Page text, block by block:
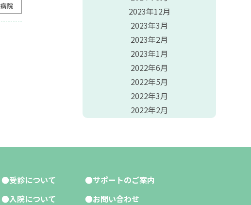
2023年12月
2023年3月
2023年2月
2023年1月
2022年6月
2022年5月
2022年3月
2022年2月
受診について
入院について
サポートのご案内
お問い合わせ